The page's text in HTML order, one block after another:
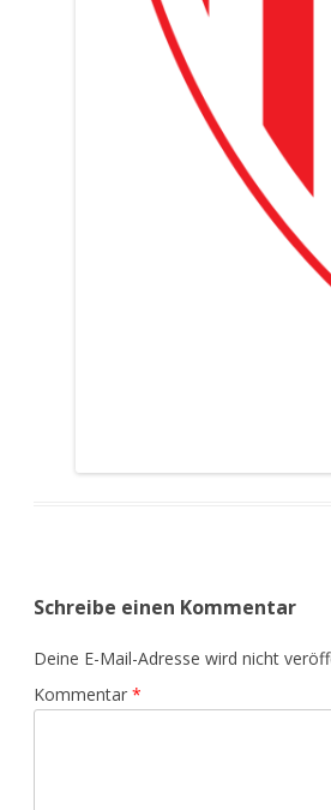
Schreibe einen Kommentar
Deine E-Mail-Adresse wird nicht
Kommentar *